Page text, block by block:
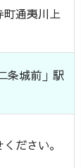
町通夷川上
条城前」駅
ださい。